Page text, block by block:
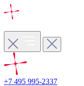
+7 495 995-2337